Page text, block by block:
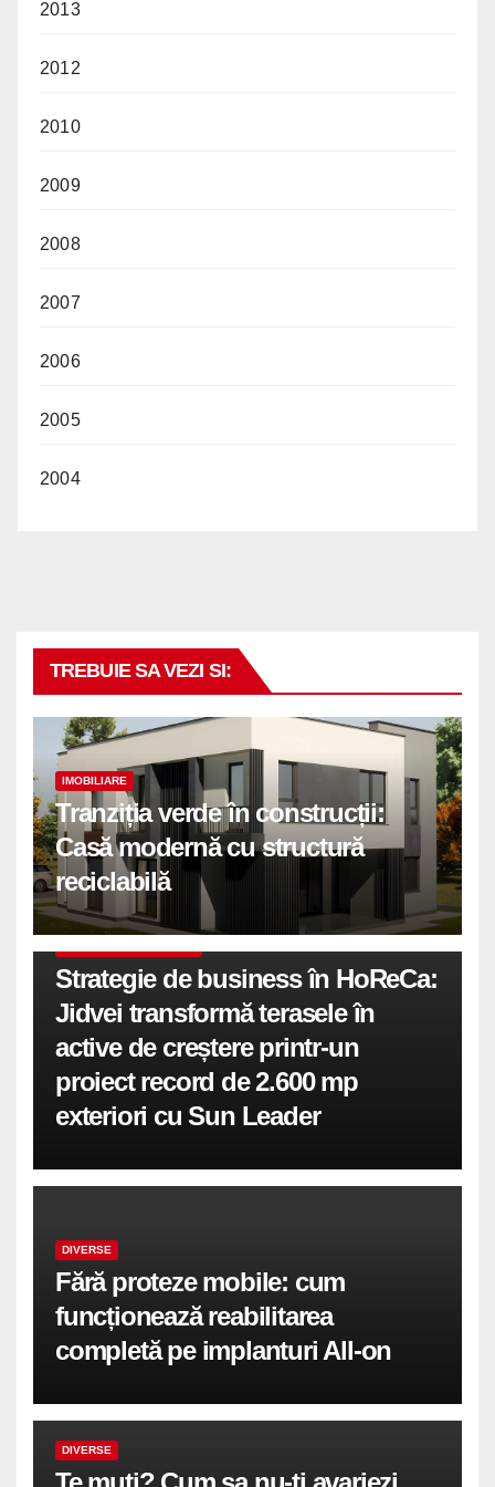
2013
2012
2010
2009
2008
2007
2006
2005
2004
TREBUIE SA VEZI SI:
IMOBILIARE
Tranziția verde în construcții:
Casă modernă cu structură
reciclabilă
Strategie de business în HoReCa:
Jidvei transformă terasele în
active de creștere printr-un
proiect record de 2.600 mp
exteriori cu Sun Leader
DIVERSE
Fără proteze mobile: cum
funcționează reabilitarea
completă pe implanturi All-on
DIVERSE